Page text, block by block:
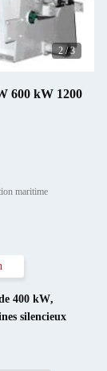
2/3
600 kW 1200
maritime
400 kW,
silencieux